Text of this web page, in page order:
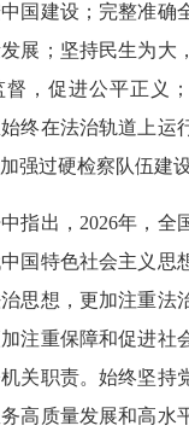
国建设；完整准确
展；坚持民生为大
督，促进公平正义
终在法治轨道上运
强过硬检察队伍建设
出，2026年，全
国特色社会主义思
思想，更加注重法
注重保障和促进社
关职责。始终坚持
高质量发展和高水